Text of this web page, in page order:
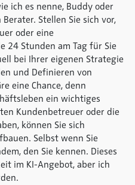
ich es nenne, Buddy oder
Stellen Sie sich vor,
oder eine
24 Stunden am Tag für Sie
bei Ihrer eigenen Strategie
und Definieren von
eine Chance, denn
ein wichtiges
Kundenbetreuer oder die
können Sie sich
Selbst wenn Sie
den Sie kennen. Dieses
im KI-Angebot, aber ich